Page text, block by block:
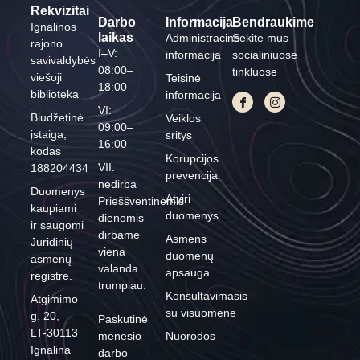
Rekvizitai
Ignalinos
rajono
savivaldybės
viešoji
biblioteka
Biudžetinė
įstaiga,
kodas
188204434
Duomenys
kaupiami
ir saugomi
Juridinių
asmenų
registre.
Atgimimo
g. 20,
LT-30113
Ignalina
Darbo
laikas
I–V:
08:00–
18:00
VI:
09:00–
16:00
VII:
nedirba
Prieššventinėmis
dienomis
dirbame
viena
valanda
trumpiau.
Paskutinė
mėnesio
darbo
Informacija
Administracinė
informacija
Teisinė
informacija
Veiklos
sritys
Korupcijos
prevencija
Atviri
duomenys
Asmens
duomenų
apsauga
Konsultavimasis
su visuomene
Nuorodos
Bendraukime
Sekite mus
socialiniuose
tinkluose